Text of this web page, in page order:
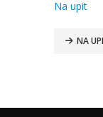
Na upit
NA